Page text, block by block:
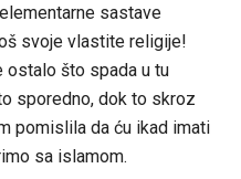
sastave
svoje vlastite religije!
ostalo što spada u tu
sporedno, dok to skroz
pomislila da ću ikad imati
sa islamom.